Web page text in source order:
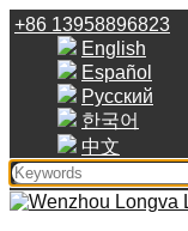
+86 13958896823
English
Español
Русский
한국어
中文